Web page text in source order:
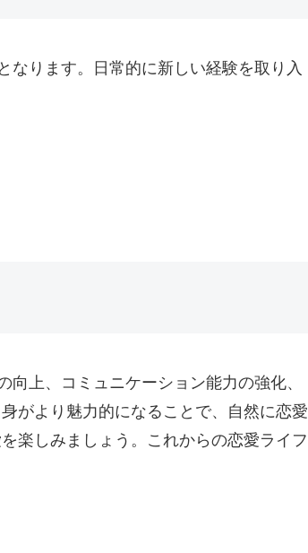
なります。日常的に新しい経験を取り入
上、コミュニケーション能力の強化、
がより魅力的になることで、自然に恋愛
楽しみましょう。これからの恋愛ライフ